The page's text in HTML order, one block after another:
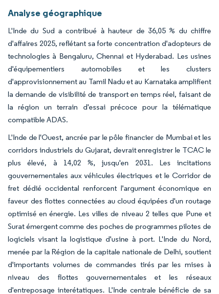
Analyse géographique
L'Inde du Sud a contribué à hauteur de 36,05 % du chiffre
d'affaires 2025, reflétant sa forte concentration d'adopteurs de
technologies à Bengaluru, Chennai et Hyderabad. Les usines
d'équipementiers automobiles et les clusters
d'approvisionnement au Tamil Nadu et au Karnataka amplifient
la demande de visibilité de transport en temps réel, faisant de
la région un terrain d'essai précoce pour la télématique
compatible ADAS.
L'Inde de l'Ouest, ancrée par le pôle financier de Mumbai et les
corridors industriels du Gujarat, devrait enregistrer le TCAC le
plus élevé, à 14,02 %, jusqu'en 2031. Les incitations
gouvernementales aux véhicules électriques et le Corridor de
fret dédié occidental renforcent l'argument économique en
faveur des flottes connectées au cloud équipées d'un routage
optimisé en énergie. Les villes de niveau 2 telles que Pune et
Surat émergent comme des poches de programmes pilotes de
logiciels visant la logistique d'usine à port. L'Inde du Nord,
menée par la Région de la capitale nationale de Delhi, soutient
d'importants volumes de commandes tirés par les mises à
niveau des flottes gouvernementales et les réseaux
d'entreposage interétatiques. L'Inde centrale bénéficie de sa